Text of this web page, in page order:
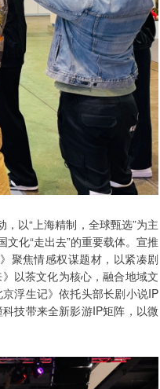
以“上海精制，全球甄选”为主
化“走出去”的重要载体。宣推
聚焦情感权谋题材，以紧凑剧
以茶文化为核心，融合地域文
浮生记》依托头部长剧小说IP
技带来全新影游IP矩阵，以微